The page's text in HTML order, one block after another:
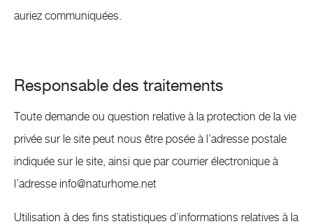
auriez communiquées.
Responsable des traitements
Toute demande ou question relative à la protection de la vie
privée sur le site peut nous être posée à l’adresse postale
indiquée sur le site, ainsi que par courrier électronique à
l’adresse info@naturhome.net
Utilisation à des fins statistiques d’informations relatives à la